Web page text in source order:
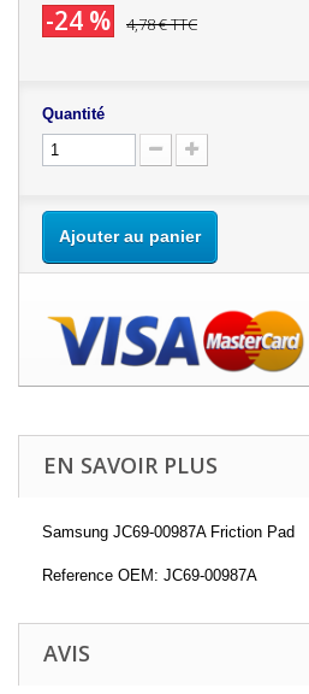
-24 % 4,78 €TTC
Quantité
Ajouter au panier
EN SAVOIR PLUS
Samsung JC69-00987A Friction Pad
Reference OEM: JC69-00987A
AVIS